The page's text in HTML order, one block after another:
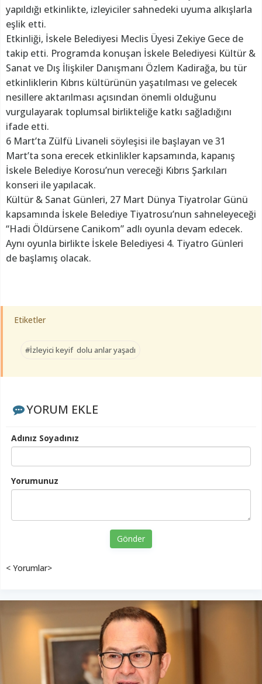
yapıldığı etkinlikte, izleyiciler sahnedeki uyuma alkışlarla
eşlik etti.
Etkinliği, İskele Belediyesi Meclis Üyesi Zekiye Gece de
takip etti. Programda konuşan İskele Belediyesi Kültür &
Sanat ve Dış İlişkiler Danışmanı Özlem Kadirağa, bu tür
etkinliklerin Kıbrıs kültürünün yaşatılması ve gelecek
nesillere aktarılması açısından önemli olduğunu
vurgulayarak toplumsal birlikteliğe katkı sağladığını
ifade etti.
6 Mart’ta Zülfü Livaneli söyleşisi ile başlayan ve 31
Mart’ta sona erecek etkinlikler kapsamında, kapanış
İskele Belediye Korosu’nun vereceği Kıbrıs Şarkıları
konseri ile yapılacak.
Kültür & Sanat Günleri, 27 Mart Dünya Tiyatrolar Günü
kapsamında İskele Belediye Tiyatrosu’nun sahneleyeceği
“Hadi Öldürsene Canikom” adlı oyunla devam edecek.
Aynı oyunla birlikte İskele Belediyesi 4. Tiyatro Günleri
de başlamış olacak.
Etiketler
#İzleyici keyif dolu anlar yaşadı
YORUM EKLE
Adınız Soyadınız
Yorumunuz
Gönder
< Yorumlar>